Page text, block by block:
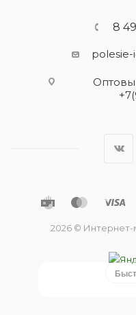
8
polesie-
2026 © Интернет-